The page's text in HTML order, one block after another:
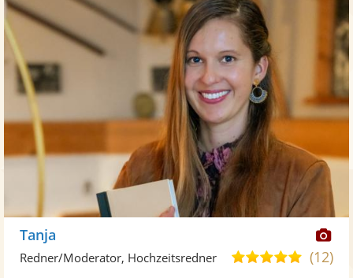
Tanja
5,0(12)
Redner/Moderator, Hochzeitsredner